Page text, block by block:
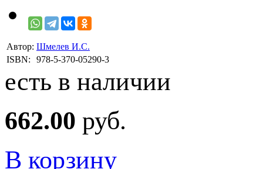
Автор: Шмелев И.С.
ISBN:
978-5-370-05290-3
есть в наличии
662.00 руб.
В корзину